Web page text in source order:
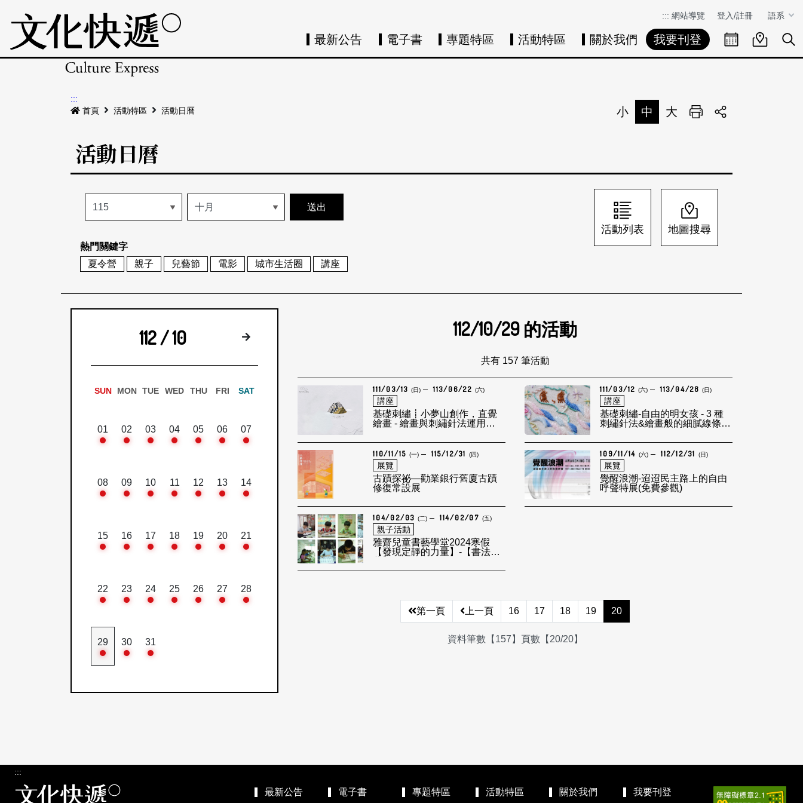
::: 網站導覽 登入/註冊 語系
最新公告 電子書 專題特區 活動特區 關於我們 我要刊登 活動日曆活動地圖展
:::
首頁
活動特區 活動日曆 小 中 大 列印
活動日曆
熱門關鍵字
夏令營
親子 兒藝節 電影 城市生活圈 講座
活動列表 地圖搜尋
112 / 10 下個月
SUN MON TUE WED THU FRI SAT
01 02 03 04 05 06 07
08 09 10 11 12 13 14
15 16 17 18 19 20 21
22 23 24 25 26 27 28
29 30 31
112/10/29 的活動
共有 157 筆活動
111/03/13 (日) 113/06/22 (六)
講座
基礎刺繡┋小夢山創作，直覺
繪畫 - 繪畫與刺繡針法運用
111/03/12 (六) 113/04/28 (日)
講座
基礎刺繡-自由的明女孩 - 3 種
刺繡針法&繪畫般的細膩線條表
110/11/15 (一) 115/12/31 (四)
展覽
古蹟探祕—勸業銀行舊廈古蹟
修復常設展
109/11/14 (六) 112/12/31 (日)
展覽
覺醒浪潮-迢迢民主路上的自由
呼聲特展(免費參觀)
104/02/03 (二) 114/02/07 (五)
親子活動
雅齋兒童書藝學堂2024寒假
【發現定靜的力量】-【書法啟
第一頁 上一頁 16 17 18 19 20
資料筆數【157】頁數【20/20】
:::
最新公告 電子書 專題特區 活動特區 關於我們 我要刊登